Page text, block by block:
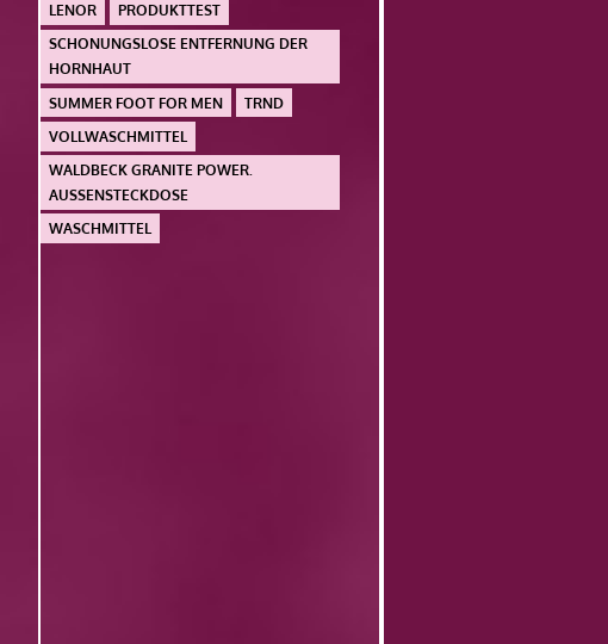
LENOR
PRODUKTTEST
SCHONUNGSLOSE ENTFERNUNG DER
HORNHAUT
SUMMER FOOT FOR MEN
TRND
VOLLWASCHMITTEL
WALDBECK GRANITE POWER.
AUSSENSTECKDOSE
WASCHMITTEL